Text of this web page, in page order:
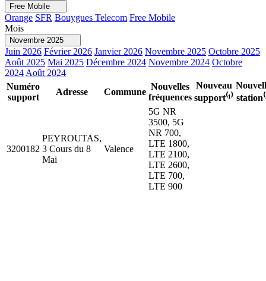
Free Mobile
Orange SFR Bouygues Telecom Free Mobile
Mois
Novembre 2025
Juin 2026 Février 2026 Janvier 2026 Novembre 2025 Octobre 2025
Août 2025 Mai 2025 Décembre 2024 Novembre 2024 Octobre
2024 Août 2024
Numéro
support
Adresse Commune
Nouvelles
fréquences
Nouveau
support⁽¹⁾
3200182
PEYROUTAS,
3 Cours du 8
Mai
Valence
5G NR
3500, 5G
NR 700,
LTE 1800,
LTE 2100,
LTE 2600,
LTE 700,
LTE 900